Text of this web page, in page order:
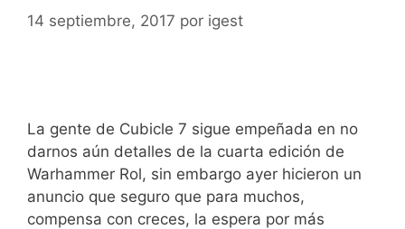
14 septiembre, 2017 por igest
La gente de Cubicle 7 sigue empeñada en no
darnos aún detalles de la cuarta edición de
Warhammer Rol, sin embargo ayer hicieron un
anuncio que seguro que para muchos,
compensa con creces, la espera por más